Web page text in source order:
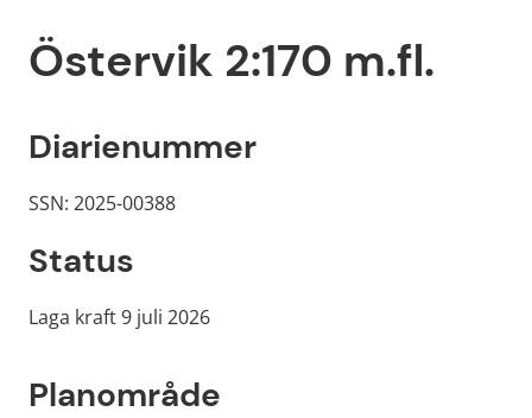
Östervik 2:170 m.fl.
Diarienummer
SSN: 2025-00388
Status
Laga kraft 9 juli 2026
Planområde